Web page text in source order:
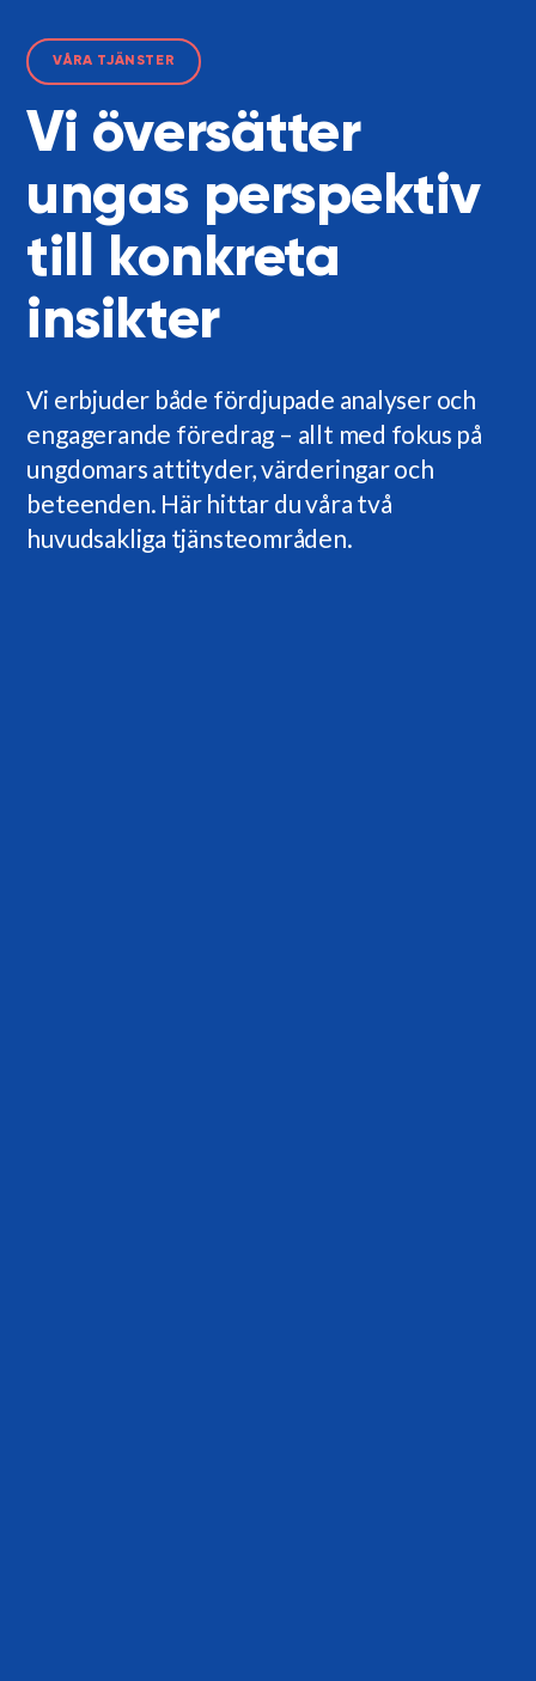
VÅRA TJÄNSTER
Vi översätter
ungas perspektiv
till konkreta
insikter
Vi erbjuder både fördjupade analyser och
engagerande föredrag – allt med fokus på
ungdomars attityder, värderingar och
beteenden. Här hittar du våra två
huvudsakliga tjänsteområden.